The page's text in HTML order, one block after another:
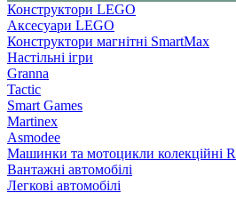
Конструктори LEGO
Аксесуари LEGO
Конструктори магнітні SmartMax
Настільні ігри
Granna
Tactic
Smart Games
Martinex
Asmodee
Машинки та мотоцикли колекційні
Вантажні автомобілі
Легкові автомобілі